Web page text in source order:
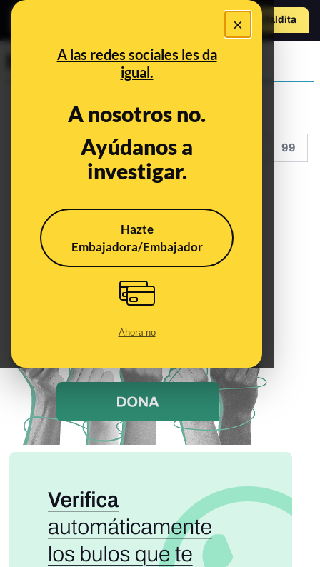
×
A las redes sociales les da
igual.
A nosotros no.
Ayúdanos a
investigar.
Hazte
Embajadora/Embajador
Ahora no
Hazte Maldita
Maldita Tecnología
94 95 96 99